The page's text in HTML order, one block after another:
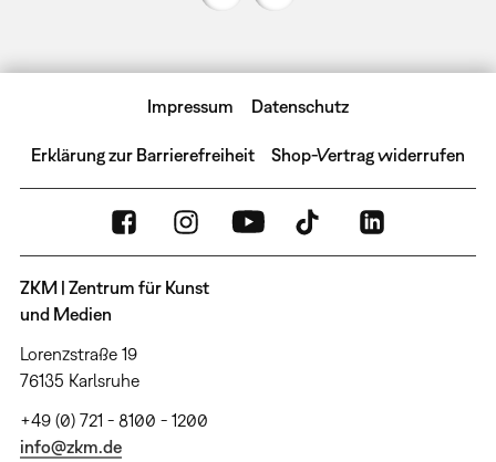
Impressum Datenschutz
Erklärung zur Barrierefreiheit Shop-Vertrag widerrufen
ZKM | Zentrum für Kunst
und Medien
Lorenzstraße 19
76135 Karlsruhe
+49 (0) 721 - 8100 - 1200
info@zkm.de